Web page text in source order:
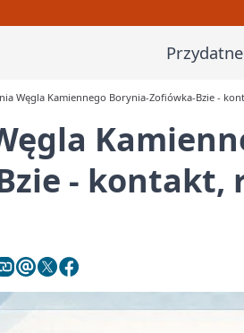
Przydatne
Węgla Kamiennego Borynia-Zofiówka-Bzie -
- kontakt,